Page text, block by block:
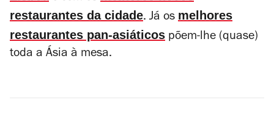
restaurantes da cidade. Já os melhores
restaurantes pan-asiáticos põem-lhe (quase)
toda a Ásia à mesa.